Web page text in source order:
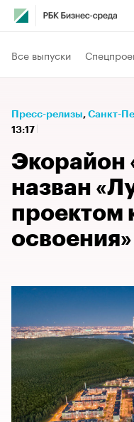
Все выпуски
Пресс-релизы⁠, Санкт-
13:17
Экорайон
назван
проектом
освоения»